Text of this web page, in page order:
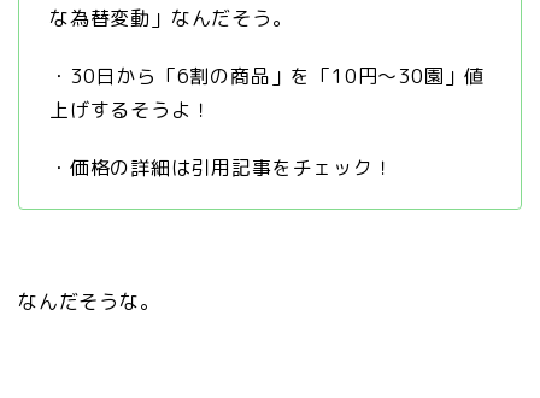
な為替変動」なんだそう。
・30日から「6割の商品」を「10円〜30園」値
上げするそうよ！
・価格の詳細は引用記事をチェック！
なんだそうな。